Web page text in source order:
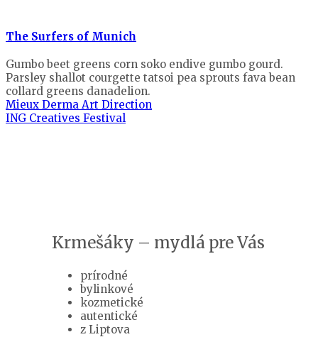
The Surfers of Munich
Gumbo beet greens corn soko endive gumbo gourd.
Parsley shallot courgette tatsoi pea sprouts fava bean
collard greens danadelion.
Mieux Derma Art Direction
ING Creatives Festival
Krmešáky – mydlá pre Vás
prírodné
bylinkové
kozmetické
autentické
z Liptova